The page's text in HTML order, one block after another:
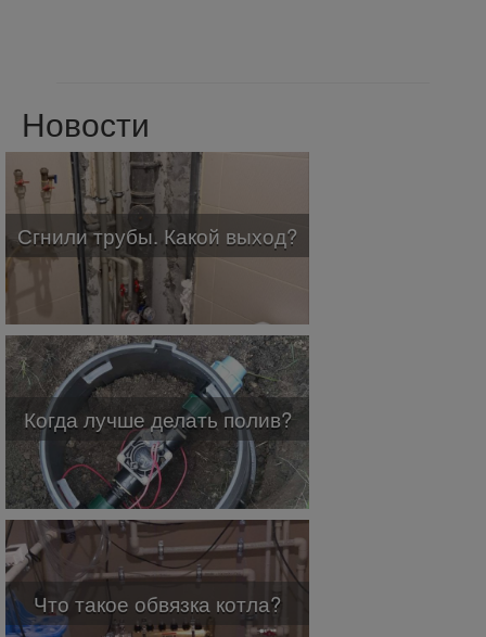
Новости
Сгнили трубы. Какой выход?
Когда лучше делать полив?
Что такое обвязка котла?